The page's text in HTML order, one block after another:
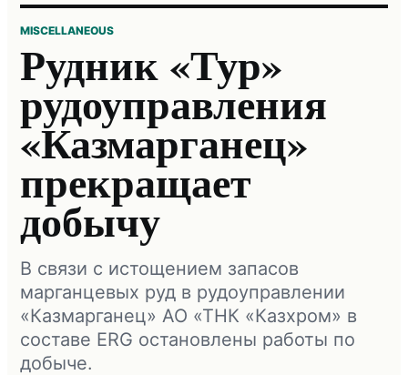
MISCELLANEOUS
Рудник «Тур»
рудоуправления
«Казмарганец»
прекращает
добычу
В связи с истощением запасов
марганцевых руд в рудоуправлении
«Казмарганец» АО «ТНК «Казхром» в
составе ERG остановлены работы по
добыче.